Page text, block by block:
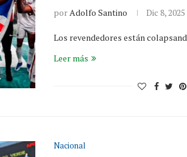
por Adolfo Santino Dic 8, 2025
Los revendedores están
Leer más
Nacional